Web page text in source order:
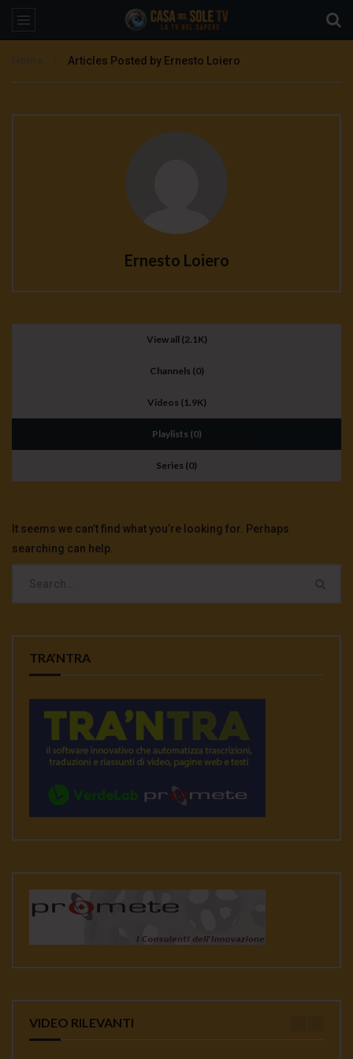
Articles Posted by Ernesto Loiero
Ernesto Loiero
View all (2.1K)
Channels (0)
Videos (1.9K)
Playlists (0)
Series (0)
It seems we can’t find what you’re looking for. Perhaps
searching can help.
TRA’NTRA
VIDEO RILEVANTI